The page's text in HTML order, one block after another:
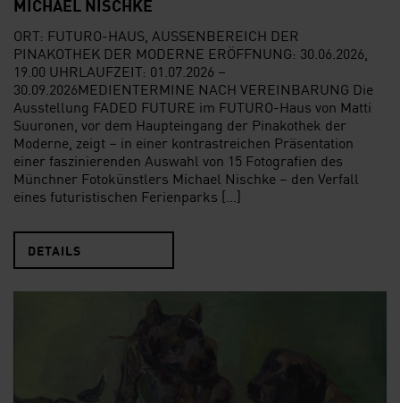
ORT: FUTURO-HAUS, AUSSENBEREICH DER
PINAKOTHEK DER MODERNE ERÖFFNUNG: 30.06.2026,
19.00 UHRLAUFZEIT: 01.07.2026 –
30.09.2026MEDIENTERMINE NACH VEREINBARUNG Die
Ausstellung FADED FUTURE im FUTURO-Haus von Matti
Suuronen, vor dem Haupteingang der Pinakothek der
Moderne, zeigt – in einer kontrastreichen Präsentation
einer faszinierenden Auswahl von 15 Fotografien des
Münchner Fotokünstlers Michael Nischke – den Verfall
eines futuristischen Ferienparks […]
DETAILS